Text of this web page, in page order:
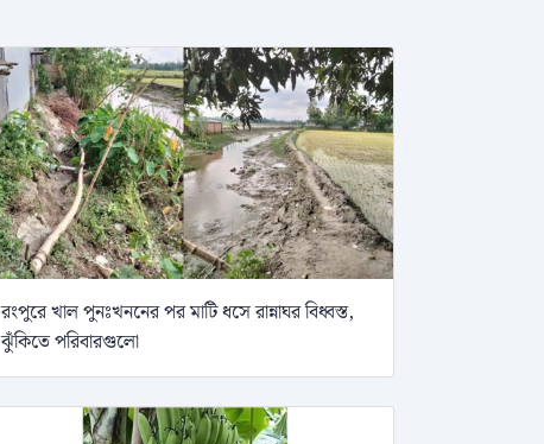
রংপুরে খাল পুনঃখননের পর মাটি ধসে রান্নাঘর বিধ্বস্ত,
ঝুঁকিতে পরিবারগুলো